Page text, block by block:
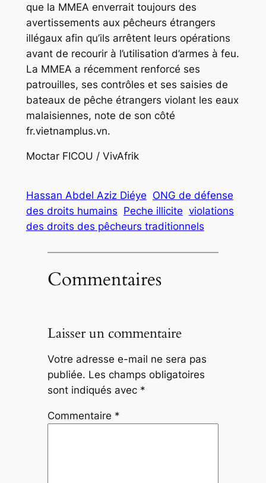
que la MMEA enverrait toujours des
avertissements aux pêcheurs étrangers
illégaux afin qu’ils arrêtent leurs opérations
avant de recourir à l’utilisation d’armes à feu.
La MMEA a récemment renforcé ses
patrouilles, ses contrôles et ses saisies de
bateaux de pêche étrangers violant les eaux
malaisiennes, note de son côté
fr.vietnamplus.vn.
Moctar FICOU / VivAfrik
Hassan Abdel Aziz Diéye ONG de défense
des droits humains Peche illicite violations
des droits des pêcheurs traditionnels
Commentaires
Laisser un commentaire
Votre adresse e-mail ne sera pas
publiée. Les champs obligatoires
sont indiqués avec *
Commentaire *